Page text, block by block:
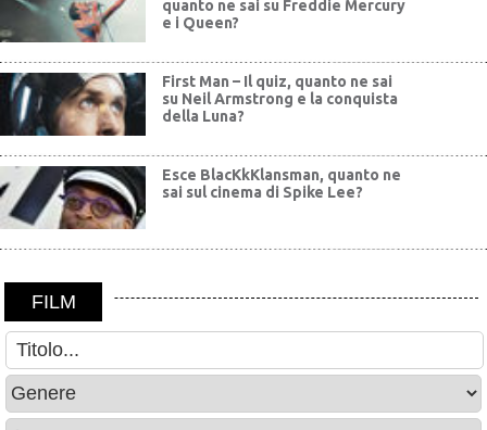
quanto ne sai su Freddie Mercury
e i Queen?
First Man – Il quiz, quanto ne sai
su Neil Armstrong e la conquista
della Luna?
Esce BlacKkKlansman, quanto ne
sai sul cinema di Spike Lee?